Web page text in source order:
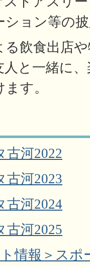
ョン等の
飲食出店
と一緒に
す。
古河2022
古河2023
古河2024
古河2025
情報＞スポ